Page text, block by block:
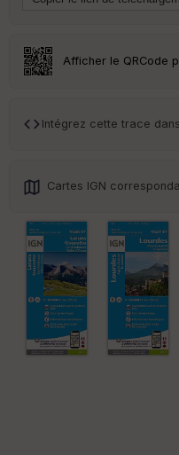
Afficher le QRCode
Intégrez cette trace
Cartes IGN